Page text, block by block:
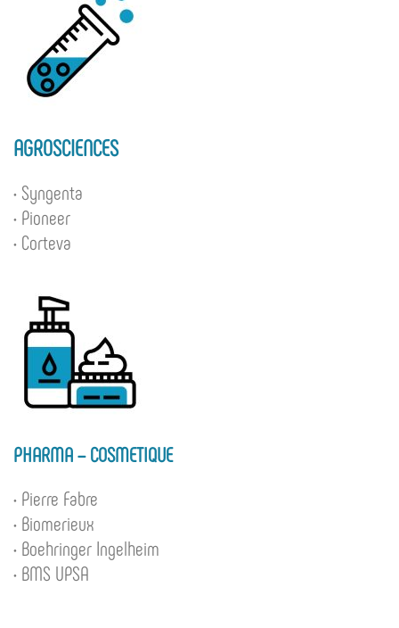
AGROSCIENCES
• Syngenta
• Pioneer
• Corteva
PHARMA – COSMETIQUE
• Pierre Fabre
• Biomerieux
• Boehringer Ingelheim
• BMS UPSA